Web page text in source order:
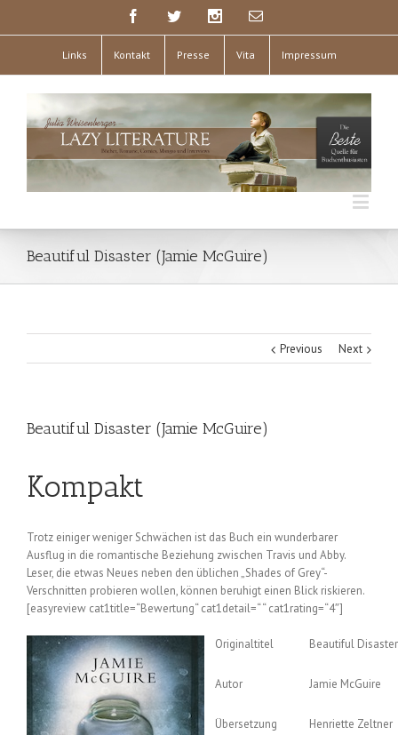
Links Kontakt Presse Vita Impressum
Beautiful Disaster (Jamie McGuire)
Previous Next
Beautiful Disaster (Jamie McGuire)
Kompakt
Trotz einiger weniger Schwächen ist das Buch ein wunderbarer
Ausflug in die romantische Beziehung zwischen Travis und Abby.
Leser, die etwas Neues neben den üblichen „Shades of Grey“-
Verschnitten probieren wollen, können beruhigt einen Blick riskieren.
[easyreview cat1title=“Bewertung“ cat1detail=“ “ cat1rating=“4″]
Originaltitel Beautiful Disaster
Autor Jamie McGuire
Übersetzung Henriette Zeltner